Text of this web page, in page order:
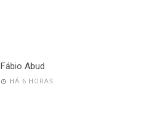
Fábio Abud
HÁ 6 HORAS